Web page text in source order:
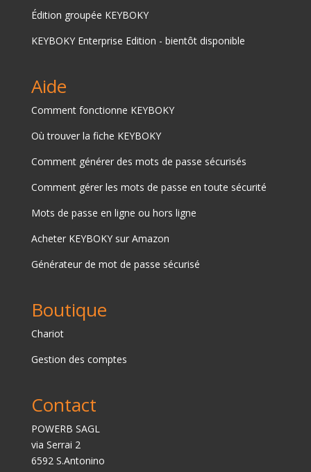
Édition groupée KEYBOKY
KEYBOKY Enterprise Edition - bientôt disponible
Aide
Comment fonctionne KEYBOKY
Où trouver la fiche KEYBOKY
Comment générer des mots de passe sécurisés
Comment gérer les mots de passe en toute sécurité
Mots de passe en ligne ou hors ligne
Acheter KEYBOKY sur Amazon
Générateur de mot de passe sécurisé
Boutique
Chariot
Gestion des comptes
Contact
POWERB SAGL
via Serrai 2
6592 S.Antonino